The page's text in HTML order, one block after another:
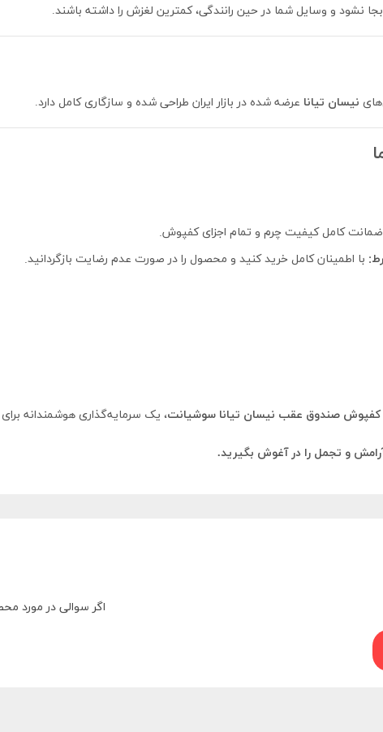
نشود و وسایل شما در حین رانندگی، کمترین لغزش را داشته باشند.
نیسان تیانا عرضه شده در بازار ایران طراحی شده و سازگاری کامل دارد.
کامل کیفیت چرم و تمام اجزای کفپوش.
با اطمینان کامل خرید کنید و محصول را در صورت عدم رضایت بازگردانید.
کفپوش صندوق عقب نیسان تیانا سوشیانت، یک سرمایه‌گذاری هوشمندانه
و تجمل را در آغوش بگیرید.
اگر سوالی در مورد